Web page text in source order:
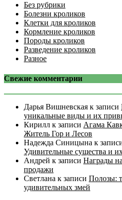
Без рубрики
Болезни кроликов
Клетки для кроликов
Кормление кроликов
Породы кроликов
Разведение кроликов
Разное
Свежие комментарии
Дарья Вишневская к записи
уникальные виды и их
Кирилл к записи Агама
Житель Гор и Лесов
Надежда Синицына к
Удивительные существа и
Андрей к записи Награды
продажи
Светлана к записи Полозы:
удивительных змей